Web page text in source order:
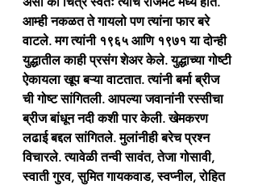
आम्ही नकळत ते गायलो पण त्यांना फार बरे
वाटले. मग त्यांनी १९६५ आणि १९७१ या दोन्ही
युद्धातील काही प्रसंग शेअर केले. युद्धाच्या गोष्टी
ऐकायला खूप बऱ्या वाटतात. त्यांनी बर्मा ब्रीज
ची गोष्ट सांगितली. आपल्या जवानांनी रस्सीचा
ब्रीज बांधून नदी कशी पार केली. खेमकरण
लढाई बद्दल सांगितले. मुलांनीही बरेच प्रश्न
विचारले. त्यावेळी तन्वी सावंत, तेजा गोसावी,
स्वाती गुरव, सुमित गायकवाड, स्वप्नील, रोहित